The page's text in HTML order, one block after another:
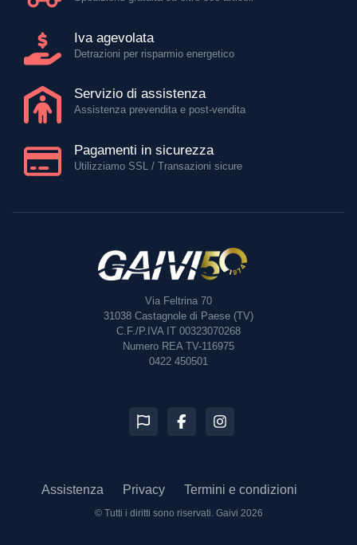
Iva agevolata
Detrazioni per risparmio energetico
Servizio di assistenza
Assistenza prevendita e post-vendita
Pagamenti in sicurezza
Utilizziamo SSL / Transazioni sicure
Via Feltrina 70
31038 Castagnole di Paese (TV)
C.F./P.IVA IT 00323070268
Numero REA TV-116975
0422 450501
Assistenza Privacy Termini e condizioni
© Tutti i diritti sono riservati. Gaivi 2026